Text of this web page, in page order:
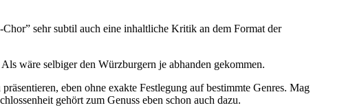
sehr subtil auch eine inhaltliche Kritik an dem Format der
wäre selbiger den Würzburgern je abhanden gekommen.
eben ohne exakte Festlegung auf bestimmte Genres. Mag
gehört zum Genuss eben schon auch dazu.